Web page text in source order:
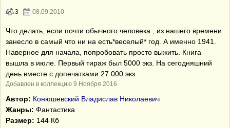
3 08.09.2010
Что делать, если почти обычного человека , из нашего времени
занесло в самый что ни на есть*веселый* год. А именно 1941.
Наверное для начала, попробовать просто выжить. Книга
вышла в июле. Первый тираж был 5000 экз. На сегодняшний
день вместе с допечатками 27 000 экз.
Добавлен в коллекцию 9 Ноября 2016
Автор: Конюшевский Владислав Николаевич
Жанры: Фантастика
Размер: 144 Кб